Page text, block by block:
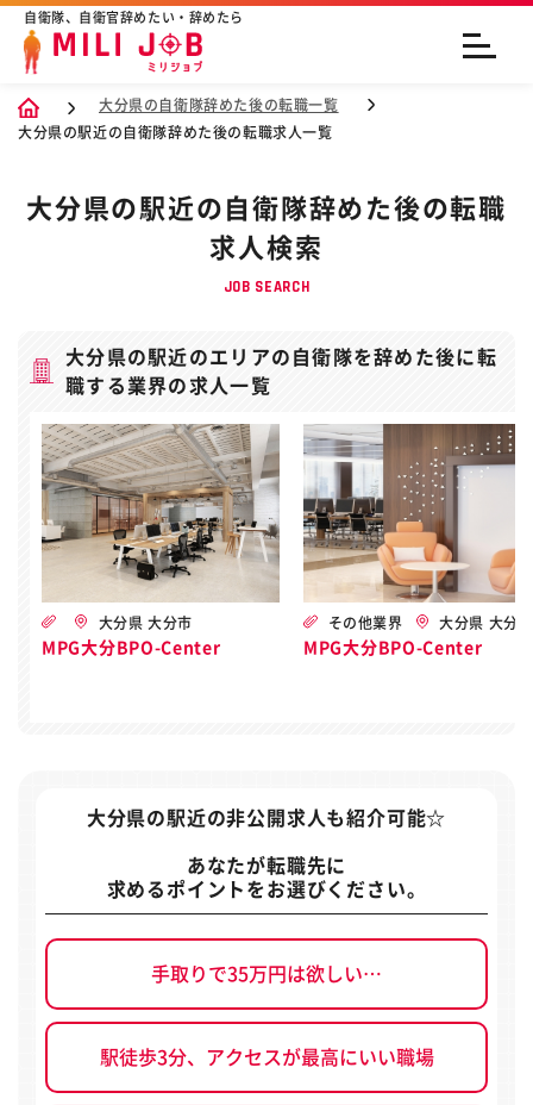
自衛隊、自衛官辞めたい・辞めたら
大分県の自衛隊辞めた後の転職一覧
大分県の駅近の自衛隊辞めた後の転職求人一覧
大分県の駅近の自衛隊辞めた後の転職
求人検索
JOB SEARCH
大分県の駅近のエリアの自衛隊を辞めた後に転
職する業界の求人一覧
大分県 大分市
MPG大分BPO-Center
その他業界 大分県 大分市
MPG大分BPO-Center
大分県の駅近の非公開求人 も紹介可能☆
あなたが転職先に
求めるポイントをお選びください。
手取りで35万円は欲しい…
駅徒歩3分、アクセスが最高にいい職場